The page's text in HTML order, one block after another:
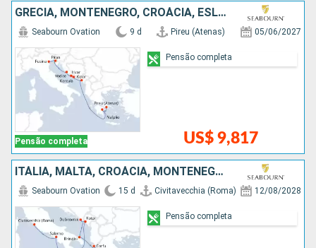
GRÉCIA, MONTENEGRO, CROÁCIA, ESLOVÃNIA, ITÁLIA
Pensão completa
Seabourn Ovation 9 d Pireu (Atenas) 05/06/2027
US$ 9,817
Pensão completa
ITÁLIA, MALTA, CROÁCIA, MONTENEGRO, GRÉCIA
Seabourn Ovation 15 d Civitavecchia (Roma) 12/08/2028
Pensão completa